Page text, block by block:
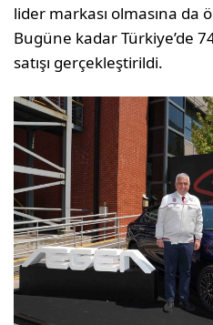
lider markası olmasına da
Bugüne kadar Türkiye’de
satışı gerçekleştirildi.